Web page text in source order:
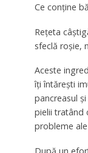
Ce conține
Rețeta
sfeclă roșie,
Aceste
îți întărești
pancreasul
pielii tratând
probleme